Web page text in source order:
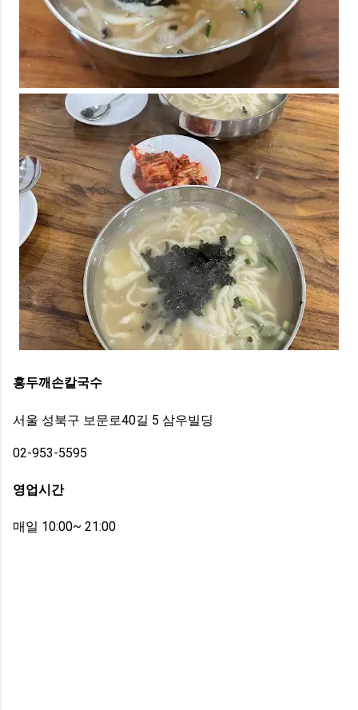
홍두깨손칼국수
서울 성북구 보문로40길 5 삼우빌딩
02-953-5595
영업시간
매일 10:00~ 21:00